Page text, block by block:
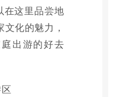
在这里品尝地
化的魅力，
出游的好去